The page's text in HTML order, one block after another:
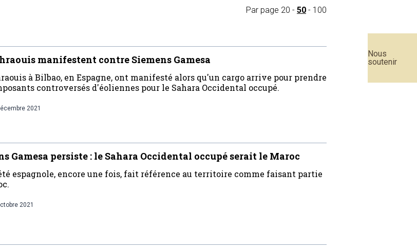
Nous
soutenir
Par page 20 - 50 - 100
manifestent contre Siemens Gamesa
à Bilbao, en Espagne, ont manifesté alors qu'un cargo arrive pour prendre
controversés d'éoliennes pour le Sahara Occidental occupé.
2021
Gamesa persiste : le Sahara Occidental occupé serait le Maroc
espagnole, encore une fois, fait référence au territoire comme faisant partie
2021